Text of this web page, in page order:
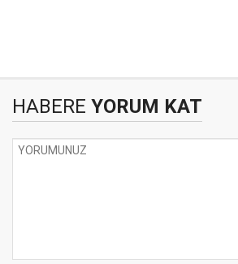
HABERE YORUM KAT